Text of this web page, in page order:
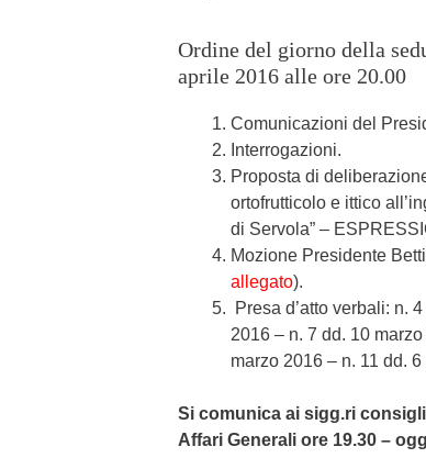
Ordine del giorno della
aprile 2016 alle ore 20.00
Comunicazioni del
Interrogazioni.
Proposta di
ortofrutticolo e ittico
di Servola” –
Mozione Presidente
allegato).
Presa d’atto verbali: n.
2016 – n. 7 dd. 10
marzo 2016 – n. 11 dd.
Si comunica ai sigg.ri
Affari Generali ore 19.30 –